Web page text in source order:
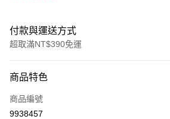
付款與運送方式
超取滿NT$390免運
POYA支付
信用卡一次付款
商品特色
商品編號
9938457